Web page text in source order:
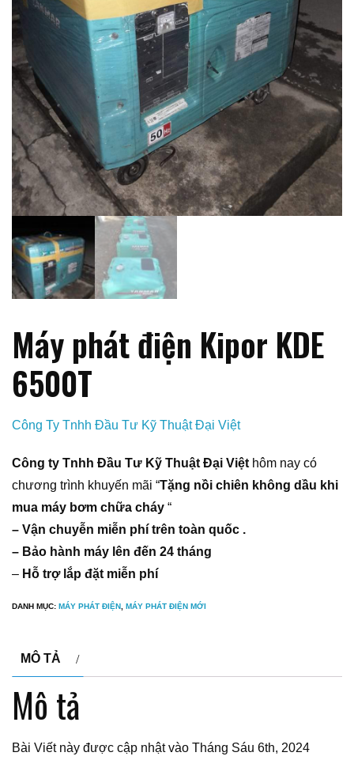
Máy phát điện Kipor KDE
6500T
Công Ty Tnhh Đầu Tư Kỹ Thuật Đại Việt
Công ty Tnhh Đầu Tư Kỹ Thuật Đại Việt hôm nay có
chương trình khuyến mãi “Tặng nồi chiên không dầu khi
mua máy bơm chữa cháy “
– Vận chuyễn miễn phí trên toàn quốc .
– Bảo hành máy lên đến 24 tháng
– Hỗ trợ lắp đặt miễn phí
DANH MỤC: MÁY PHÁT ĐIỆN MÁY PHÁT ĐIỆN MỚI
MÔ TẢ
Mô tả
Bài Viết này được cập nhật vào Tháng Sáu 6th, 2024